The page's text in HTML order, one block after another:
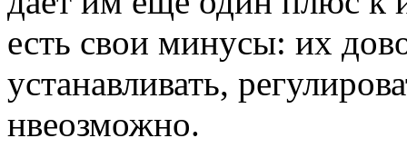
есть свои минусы: их
устанавливать,
нвеозможно.